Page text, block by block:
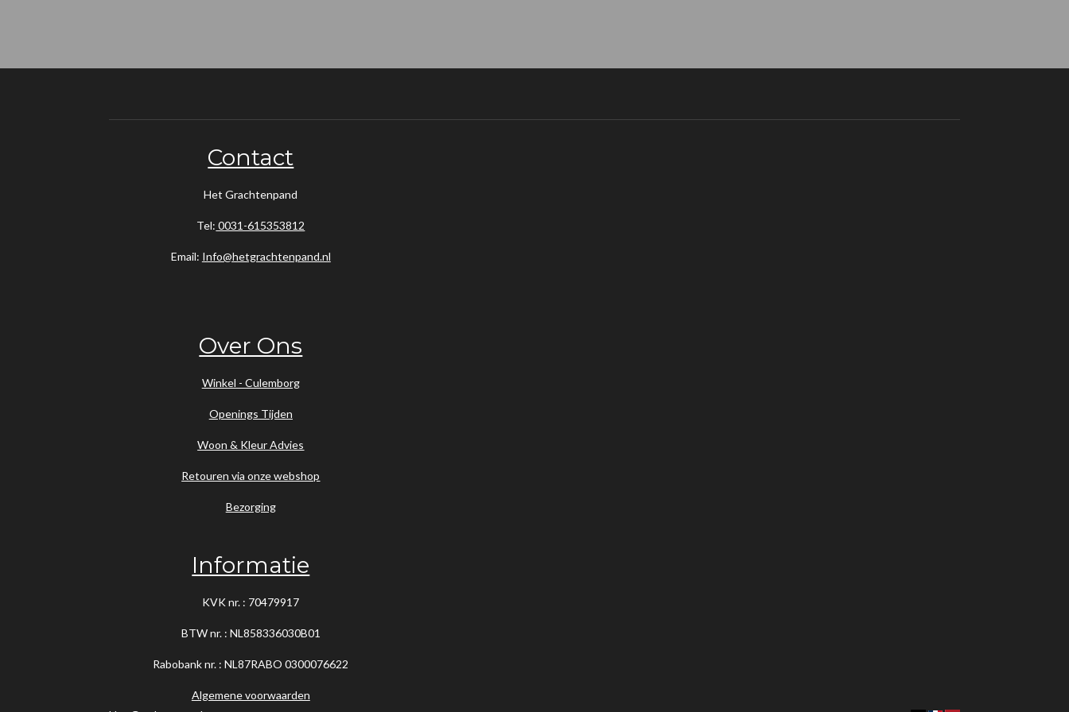
Contact
Het Grachtenpand
Tel: 0031-615353812
Email: Info@hetgrachtenpand.nl
Over Ons
Winkel - Culemborg
Openings Tijden
Woon & Kleur Advies
Retouren via onze webshop
Bezorging
Informatie
KVK nr. : 70479917
BTW nr. : NL858336030B01
Rabobank nr. : NL87RABO0300076622
Algemene voorwaarden